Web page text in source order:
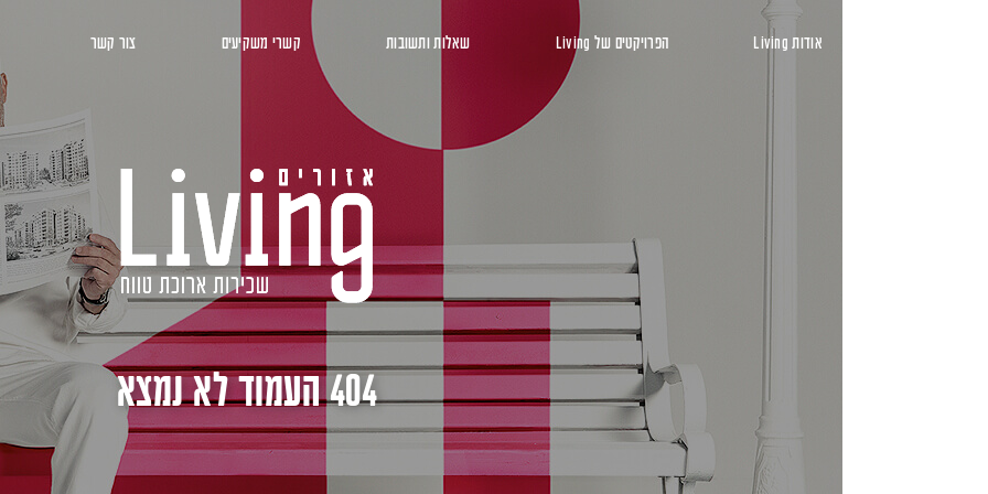
אודות Living הפרויקטים של Living שאלות ותשובות קשרי משקיעים צור קשר
404 העמוד לא נמצא